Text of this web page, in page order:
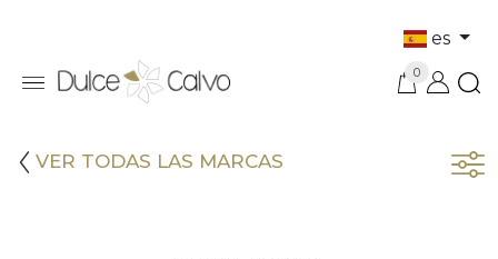
es
0
VER TODAS LAS MARCAS